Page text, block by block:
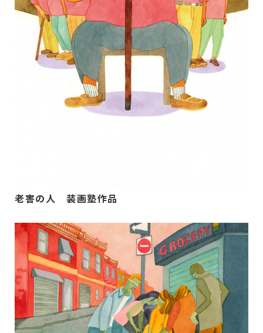
老害の人 装画塾作品